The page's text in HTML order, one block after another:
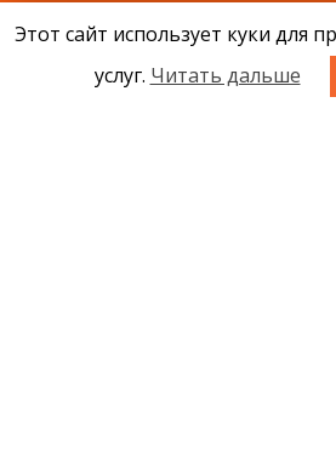
Акции
Cервис
Этот сайт использует куки для
услуг. Читать дальше